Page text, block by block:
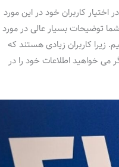
کاربران خود در این مورد
شما توضیحات بسیار عالی در مورد
زیرا کاربران زیادی هستند که
می خواهید اطلاعات خود را در